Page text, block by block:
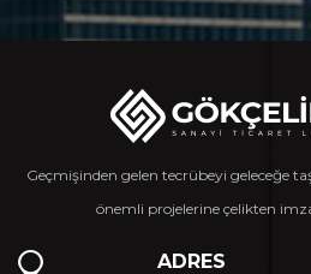
Geçmişinden gelen tecrübeyi geleceğe
önemli projelerine çelikten
ADRES